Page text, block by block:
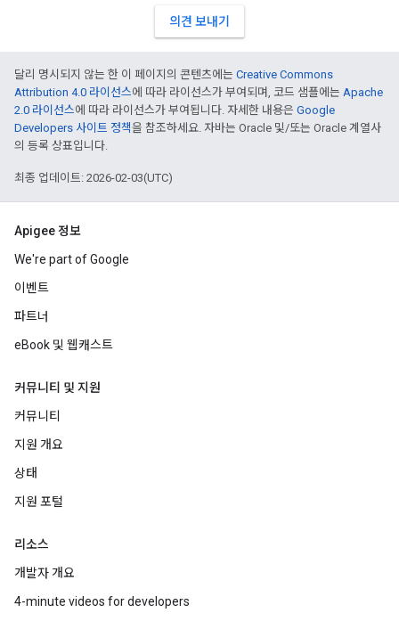
의견 보내기
달리 명시되지 않는 한 이 페이지의 콘텐츠에는 Creative Commons
Attribution 4.0 라이선스에 따라 라이선스가 부여되며, 코드 샘플에는 Apache
2.0 라이선스에 따라 라이선스가 부여됩니다. 자세한 내용은 Google
Developers 사이트 정책을 참조하세요. 자바는 Oracle 및/또는 Oracle 계열사
의 등록 상표입니다.
최종 업데이트: 2026-02-03(UTC)
Apigee 정보
We're part of Google
이벤트
파트너
eBook 및 웹캐스트
커뮤니티 및 지원
커뮤니티
지원 개요
상태
지원 포털
리소스
개발자 개요
4-minute videos for developers